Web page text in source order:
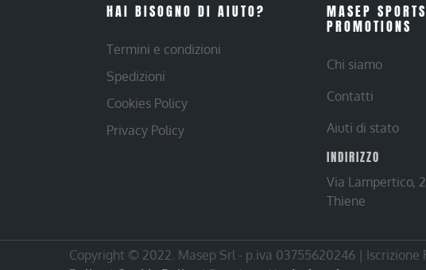
HAI BISOGNO DI AIUTO?
Termini e condizioni
Spedizioni
Cookies Policy
Privacy Policy
MASEP
PROMOTIONS
Chi siamo
Contatti
Aiuti di stato
INDIRIZZO
Via Lampertico,
Thiene
Copyright © 2022. Masep Srl - p.iva 03755620246 | Iscrizione